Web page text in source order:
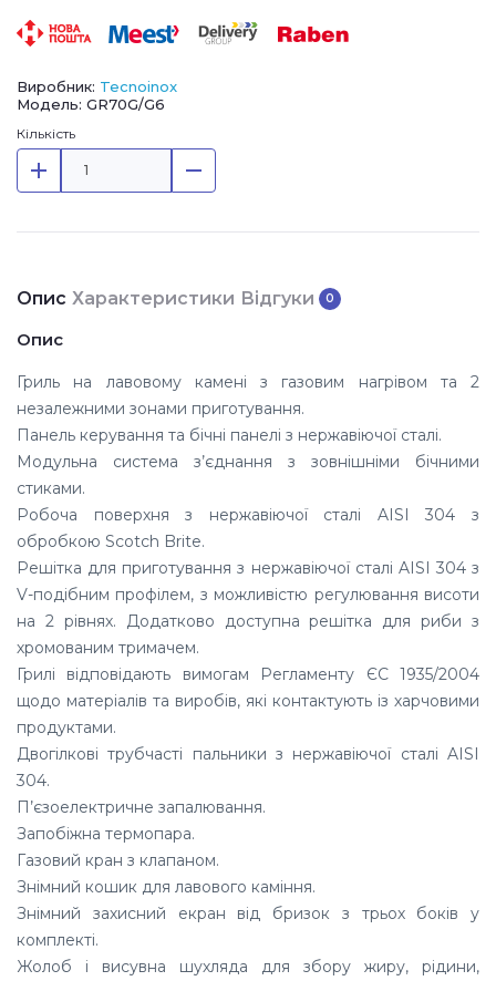
Виробник: Tecnoinox
Модель: GR70G/G6
Кількість
Опис Характеристики Відгуки 0
Опис
Гриль на лавовому камені з газовим нагрівом та 2
незалежними зонами приготування.
Панель керування та бічні панелі з нержавіючої сталі.
Модульна система з’єднання з зовнішніми бічними
стиками.
Робоча поверхня з нержавіючої сталі AISI 304 з
обробкою Scotch Brite.
Решітка для приготування з нержавіючої сталі AISI 304 з
V-подібним профілем, з можливістю регулювання висоти
на 2 рівнях. Додатково доступна решітка для риби з
хромованим тримачем.
Грилі відповідають вимогам Регламенту ЄС 1935/2004
щодо матеріалів та виробів, які контактують із харчовими
продуктами.
Двогілкові трубчасті пальники з нержавіючої сталі AISI
304.
П’єзоелектричне запалювання.
Запобіжна термопара.
Газовий кран з клапаном.
Знімний кошик для лавового каміння.
Знімний захисний екран від бризок з трьох боків у
комплекті.
Жолоб і висувна шухляда для збору жиру, рідини,